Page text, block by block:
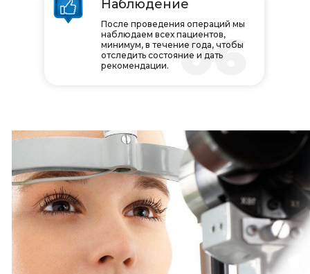
06
Наблюдение
После проведения операций мы
наблюдаем всех пациентов,
минимум, в течение года, чтобы
отследить состояние и дать
рекомендации.